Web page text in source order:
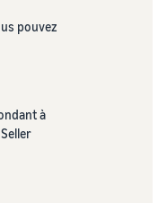
pouvez
à